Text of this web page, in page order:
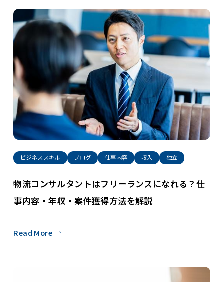
ビジネススキル ブログ 仕事内容 収入 独立
物流コンサルタントはフリーランスになれる？仕
事内容・年収・案件獲得方法を解説
Read More